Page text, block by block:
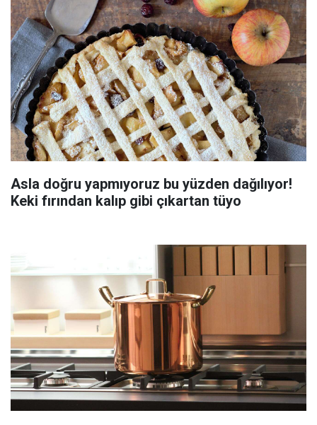
Asla doğru yapmıyoruz bu yüzden dağılıyor!
Keki fırından kalıp gibi çıkartan tüyo